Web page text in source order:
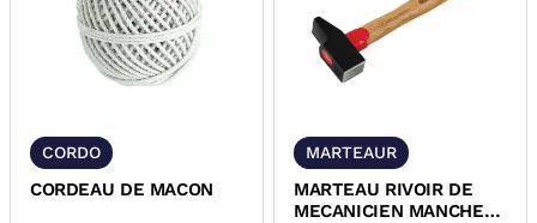
CORDO
CORDEAU DE MACON
MARTEAUR
MARTEAU RIVOIR DE
MECANICIEN MANCHE